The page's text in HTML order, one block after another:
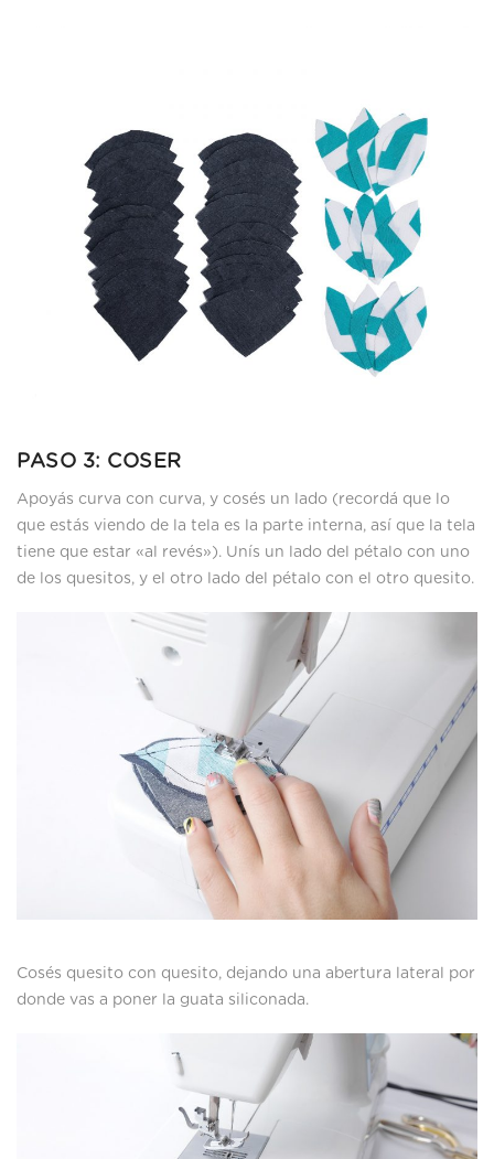
PASO 3: COSER
Apoyás curva con curva, y cosés un lado (recordá que lo
que estás viendo de la tela es la parte interna, así que la tela
tiene que estar «al revés»). Unís un lado del pétalo con uno
de los quesitos, y el otro lado del pétalo con el otro quesito.
Cosés quesito con quesito, dejando una abertura lateral por
donde vas a poner la guata siliconada.